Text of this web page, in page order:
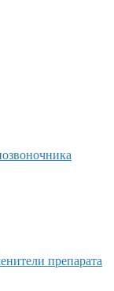
препарата